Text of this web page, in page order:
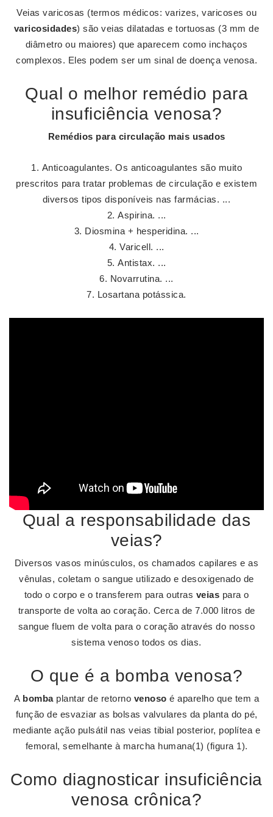
Veias varicosas (termos médicos: varizes, varicoses ou
varicosidades) são veias dilatadas e tortuosas (3 mm de
diâmetro ou maiores) que aparecem como inchaços
complexos. Eles podem ser um sinal de doença venosa.
Qual o melhor remédio para
insuficiência venosa?
Remédios para circulação mais usados
Anticoagulantes. Os anticoagulantes são muito
prescritos para tratar problemas de circulação e existem
diversos tipos disponíveis nas farmácias. ...
Aspirina. ...
Diosmina + hesperidina. ...
Varicell. ...
Antistax. ...
Novarrutina. ...
Losartana potássica.
Qual a responsabilidade das
veias?
Diversos vasos minúsculos, os chamados capilares e as
vênulas, coletam o sangue utilizado e desoxigenado de
todo o corpo e o transferem para outras veias para o
transporte de volta ao coração. Cerca de 7.000 litros de
sangue fluem de volta para o coração através do nosso
sistema venoso todos os dias.
O que é a bomba venosa?
A bombaplantar de retorno venoso é aparelho que tem a
função de esvaziar as bolsas valvulares da planta do pé,
mediante ação pulsátil nas veias tibial posterior, poplítea e
femoral, semelhante à marcha humana(1) (figura 1).
Como diagnosticar insuficiência
venosa crônica?